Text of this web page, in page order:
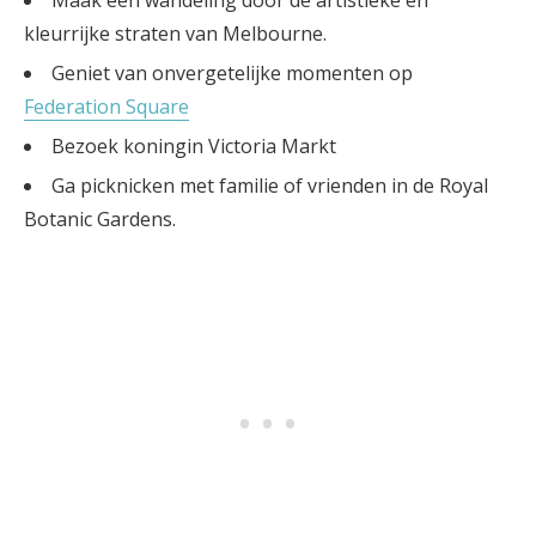
kleurrijke straten van Melbourne.
Geniet van onvergetelijke momenten op
Federation Square
Bezoek koningin Victoria Markt
Ga picknicken met familie of vrienden in de Royal
Botanic Gardens.